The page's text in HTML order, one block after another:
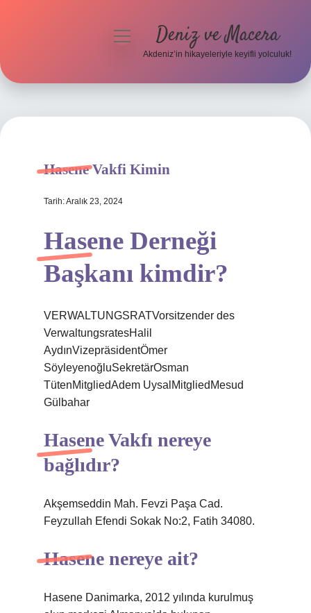
Hakkımızda
menüyü Deniz ve Macera
Akdeniz’in hikayeleriyle keyifli yolculuk!
Hasene Vakfi Kimin
Tarih: Aralık 23, 2024
Hasene Derneği
Başkanı kimdir?
VERWALTUNGSRATVorsitzender des
VerwaltungsratesHalil
AydınVizepräsidentÖmer
SöyleyenoğluSekretärOsman
TütenMitgliedAdem UysalMitgliedMesud
Gülbahar
Hasene Vakfı nereye
bağlıdır?
Akşemseddin Mah. Fevzi Paşa Cad.
Feyzullah Efendi Sokak No:2, Fatih 34080.
Hasene nereye ait?
Hasene Danimarka, 2012 yılında kurulmuş